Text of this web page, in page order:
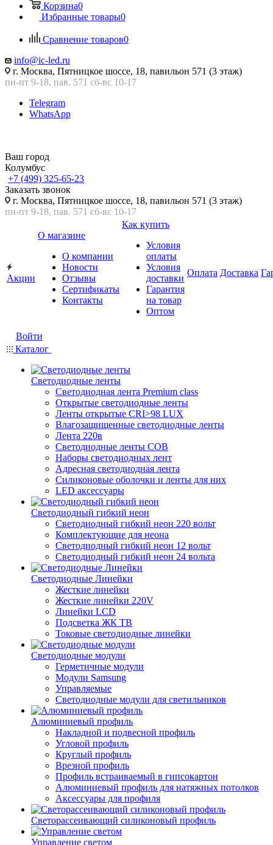
Корзина0
Избранные товары0
Сравнение товаров0
info@ic-led.ru
г. Москва, Пятницкое шоссе, 18, павильон 571 (3 этаж)
пн-пт 9-18, пав. 571 сб-вс 10-17
Telegram
WhatsApp
Ваш город
Колумбус
+7 (499) 325-65-23
Заказать звонок
г. Москва, Пятницкое шоссе, 18, павильон 571 (3 этаж)
пн-пт 9-18, пав. 571 сб-вс 10-17
Акции
О магазине
О компании
Новости
Отзывы
Сертификаты
Контакты
Как купить
Условия
оплаты
Условия
доставки
Гарантия
на товар
Оптом
Оплата Доставка
Войти
Каталог
Светодиодные ленты
Светодиодная лента Premium class
Открытые светодиодные ленты
Ленты открытые CRI>98 LUX
Влагозащищенные светодиодные ленты
Лента 220в
Светодиодные ленты COB
Наборы светодиодных лент
Адресная светодиодная лента
Силиконовые оболочки и ленты для них
LED аксессуары
Светодиодный гибкий неон
Светодиодный гибкий неон 220 вольт
Комплектующие для неона
Светодиодный гибкий неон 12 вольт
Светодиодный гибкий неон 24 вольта
Светодиодные Линейки
Жесткие линейки
Жесткие линейки 220V
Линейки LCD
Подсветка ЖК ТВ
Токовые светодиодные линейки
Светодиодные модули
Герметичные модули
Модули Samsung
Управляемые
Светодиодные модули для светильников
Алюминиевый профиль
Накладной и подвесной профиль
Угловой профиль
Круглый профиль
Врезной профиль
Профиль встраиваемый в гипсокартон
Алюминиевый профиль для натяжных потолков
Аксессуары для профиля
Светорассеивающий силиконовый профиль
Управление светом